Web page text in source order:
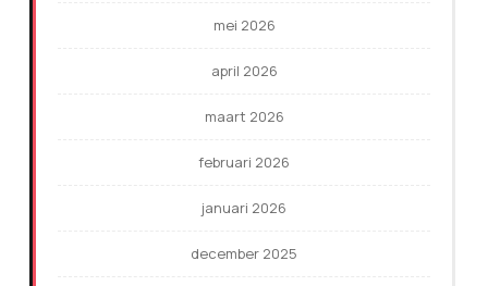
mei 2026
april 2026
maart 2026
februari 2026
januari 2026
december 2025